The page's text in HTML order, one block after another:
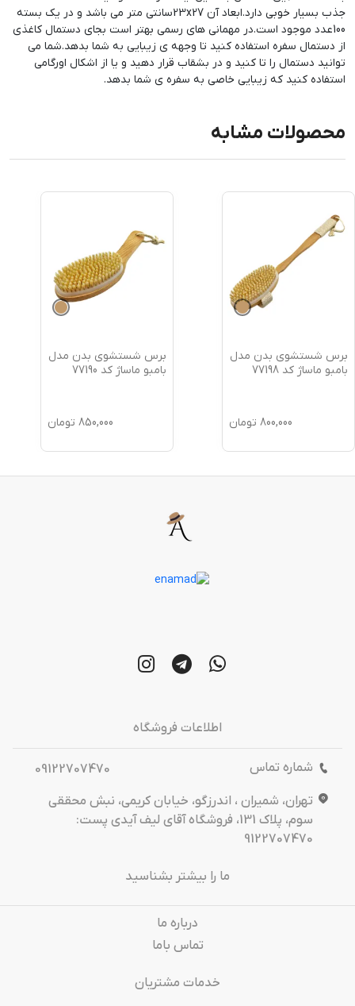
جذب بسیار خوبی دارد.ابعاد آن 23x27سانتی متر می باشد و در یک بسته
100عدد موجود است.در مهمانی های رسمی بهتر است بجای دستمال کاغذی
از دستمال سفره استفاده کنید تا وجهه ی زیبایی به شما بدهد.شما می
توانید دستمال را تا کنید و در بشقاب قرار دهید و یا از اشکال اورگامی
استفاده کنید که زیبایی خاصی به سفره ی شما بدهد.
محصولات مشابه
برس شستشوی بدن مدل
بامبو ماساژ کد 77198
800,000 تومان
برس شستشوی بدن مدل
بامبو ماساژ کد 77190
850,000 تومان
اطلاعات فروشگاه
شماره تماس
09122707470
تهران، شمیران ، اندرزگو، خیابان کریمی، نبش محققی
سوم، پلاک 131، فروشگاه آقای لیف آیدی پست:
9122707470
ما را بیشتر بشناسید
درباره‌ ما
تماس باما
خدمات مشتریان